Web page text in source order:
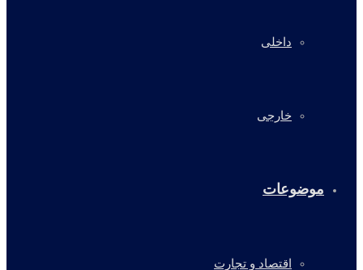
داخلی
خارجی
موضوعات
اقتصاد و تجارت